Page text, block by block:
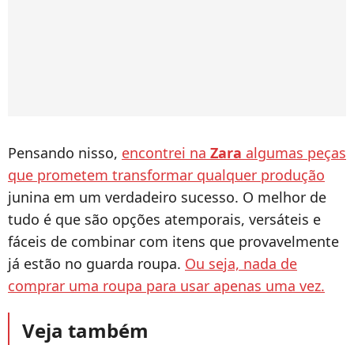
Pensando nisso, encontrei na Zara algumas peças
que prometem transformar qualquer produção
junina em um verdadeiro sucesso. O melhor de
tudo é que são opções atemporais, versáteis e
fáceis de combinar com itens que provavelmente
já estão no guarda roupa. Ou seja, nada de
comprar uma roupa para usar apenas uma vez.
Veja também